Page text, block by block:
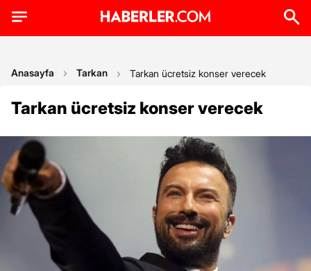
Anasayfa Tarkan Tarkan ücretsiz konser verecek
Tarkan ücretsiz konser verecek